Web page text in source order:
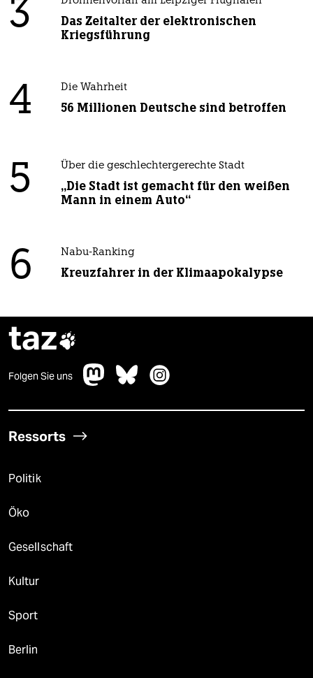
3
Das Zeitalter der elektronischen
Kriegsführung
4 Die Wahrheit
56 Millionen Deutsche sind betroffen
5 Über die geschlechtergerechte Stadt
„Die Stadt ist gemacht für den weißen
Mann in einem Auto“
6 Nabu-Ranking
Kreuzfahrer in der Klimaapokalypse
taz
Folgen Sie uns
Ressorts
Politik
Öko
Gesellschaft
Kultur
Sport
Berlin